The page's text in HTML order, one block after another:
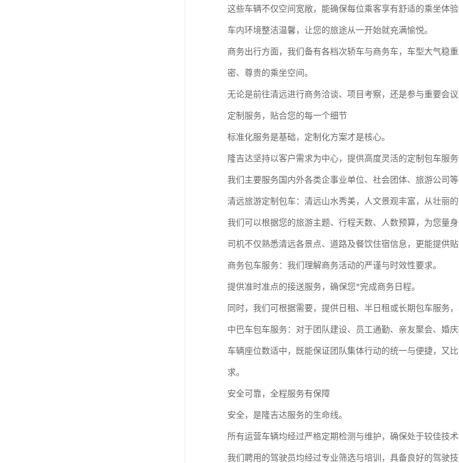
这些车辆不仅空间宽敞，能确保每位乘客享有舒适的乘坐体
车内环境整洁温馨，让您的旅途从一开始就充满愉悦。
商务出行方面，我们备有各档次轿车与商务车，车型大气稳
密、尊贵的乘坐空间。
无论是前往清远进行商务洽谈、项目考察，还是参与重要会
定制服务，贴合您的每一个细节
标准化服务是基础，定制化方案才是核心。
隆吉达坚持以客户需求为中心，提供高度灵活的定制包车服务
我们主要服务国内外各类企事业单位、社会团体、旅游公司
清远旅游定制包车：清远山水秀美，人文景观丰富，从壮丽
我们可以根据您的旅游主题、行程天数、人数预算，为您量
司机不仅熟悉清远各景点、道路及餐饮住宿信息，更能提供
商务包车服务：我们理解商务活动的严谨与时效性要求。
提供准时准点的接送服务，确保您*完成商务日程。
同时，我们可根据需要，提供日租、半日租或长期包车服务
中巴车包车服务：对于团队建设、员工通勤、亲友聚会、婚
车辆座位数适中，既能保证团队集体行动的统一与便捷，又
求。
安全可靠，全程服务有保障
安全，是隆吉达服务的生命线。
所有运营车辆均经过严格定期检测与维护，确保处于较佳技术
我们聘用的驾驶员均经过专业筛选与培训，具备良好的驾驶